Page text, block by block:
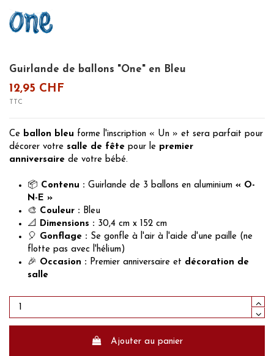
Guirlande de ballons "One" en Bleu
12,95 CHF
TTC
Ce ballon bleu forme l'inscription « Un » et sera parfait pour
décorer votre salle de fête pour le premier
anniversaire de votre bébé.
📦 Contenu : Guirlande de 3 ballons en aluminium « O-
N-E »
🎨 Couleur : Bleu
📐 Dimensions : 30,4 cm x 152 cm
🎈 Gonflage : Se gonfle à l'air à l'aide d'une paille (ne
flotte pas avec l'hélium)
🎉 Occasion : Premier anniversaire et décoration de
salle
Ajouter au panier